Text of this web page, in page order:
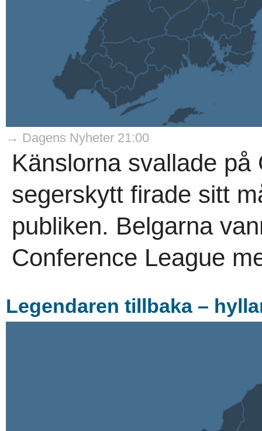
→ Dagens Nyheter 21:00
Känslorna svallade
segerskytt firade sitt
publiken. Belgarna
Conference League
Legendaren tillbaka –